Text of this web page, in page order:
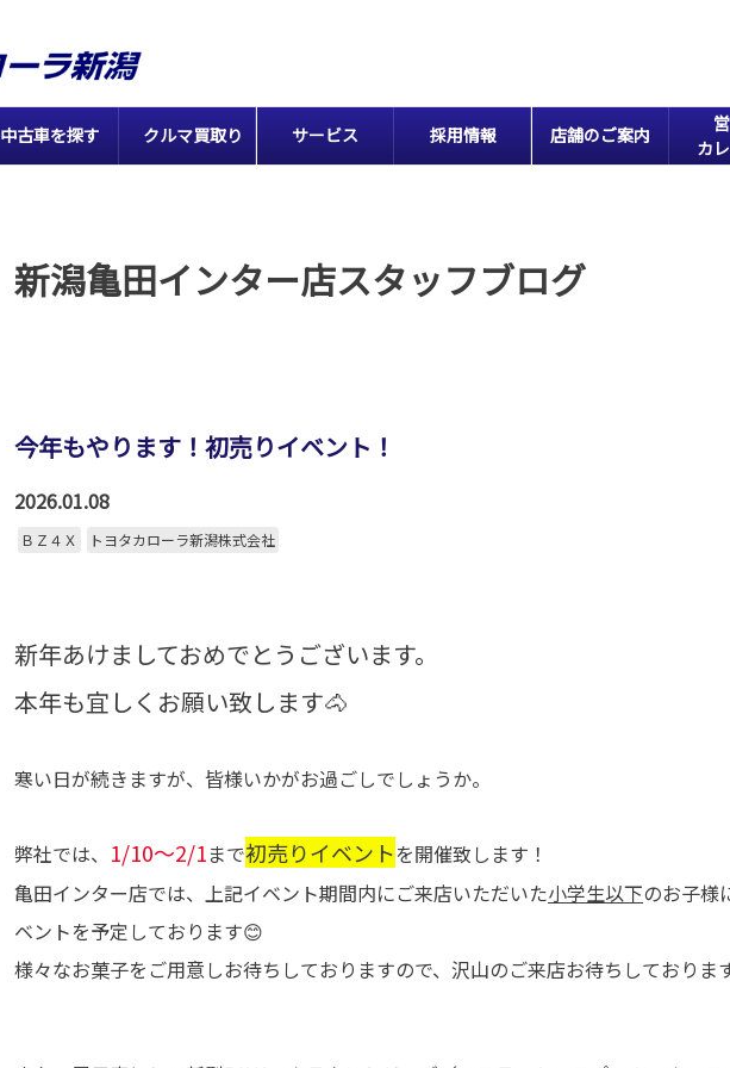
中古車を探す クルマ買取り サービス 採用情報 店舗のご案内
カ
新潟亀田インター店スタッフブログ
今年もやります！初売りイベント！
2026.01.08
ＢＺ４Ｘ トヨタカローラ新潟株式会社
新年あけましておめでとうございます。
本年も宜しくお願い致します🐴
寒い日が続きますが、皆様いかがお過ごしでしょうか。
弊社では、 1/10～2/1まで初売りイベント を開催致します！
亀田インター店では、上記イベント期間内にご来店いただいた小学生以下のお子様
ベントを予定しております😊
様々なお菓子をご用意しお待ちしておりますので、沢山のご来店お待ちしております